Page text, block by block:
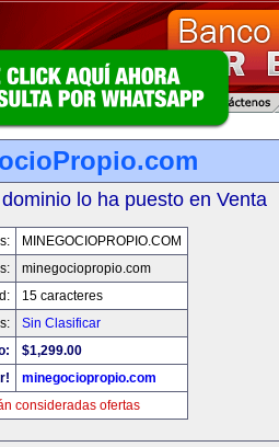
lo ha puesto en Venta
MINEGOCIOPROPIO.COM
minegociopropio.com
15 caracteres
Sin Clasificar
$1,299.00
minegociopropio.com
consideradas ofertas